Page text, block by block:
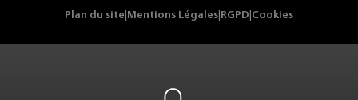
Plan du site Mentions Légales RGPD Cookies